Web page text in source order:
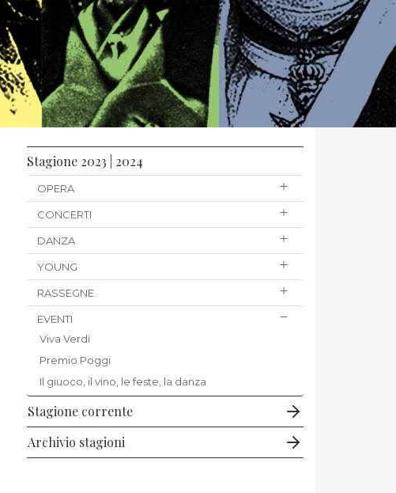
Stagione 2023 | 2024
OPERA
CONCERTI
DANZA
YOUNG
RASSEGNE
EVENTI
Viva Verdi
Premio Poggi
Il giuoco, il vino, le feste, la danza
Stagione corrente
Archivio stagioni